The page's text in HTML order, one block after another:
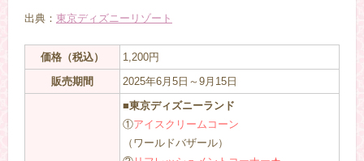
出典： 東京ディズニーリゾート
価格（税込）
1,200円
販売期間
2025年6月5日～9月15日
■東京ディズニーランド
①アイスクリームコーン
（ワールドバザール）